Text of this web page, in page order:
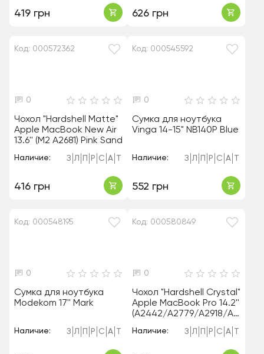
419 грн 626 грн
Код: 000572362
0
Чохол "Hardshell Matte"
Apple MacBook New Air
13.6'' (M2 A2681) Pink Sand
Наличие: З Л Р С А
416 грн
Код: 000545592
0
Сумка для ноутбука
Vinga 14-15" NB140P Blue
Наличие: З Л Р С А
552 грн
Код: 000548195
0
Сумка для ноутбука
Modekom 17'' Mark
Наличие: З Л Р С А
Код: 000580849
0
Чохол "Hardshell Crystal"
Apple MacBook Pro 14.2''
(A2442/A2779/A2918/A2
Наличие: З Л Р С А